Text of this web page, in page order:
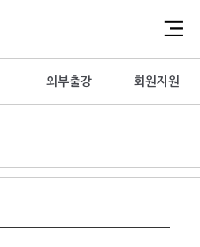
외부출강 회원지원